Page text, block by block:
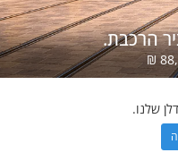
הרכבת.
₪
שלנו.